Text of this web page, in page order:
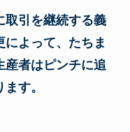
取引を継続する義
よって、たちま
産者はピンチに追
す。